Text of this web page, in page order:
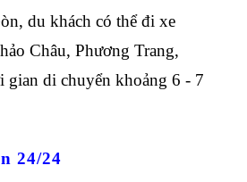
du khách có thể đi xe
Châu, Phương Trang,
di chuyển khoảng 6 - 7
24/24